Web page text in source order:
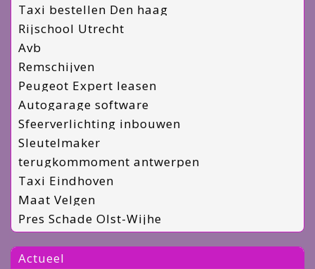
Taxi bestellen Den haag
Rijschool Utrecht
Avb
Remschijven
Peugeot Expert leasen
Autogarage software
Sfeerverlichting inbouwen
Sleutelmaker
terugkommoment antwerpen
Taxi Eindhoven
Maat Velgen
Pres Schade Olst-Wijhe
Actueel